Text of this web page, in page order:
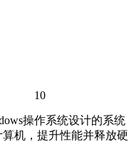
10
操作系统设计的系统
机，提升性能并释放硬